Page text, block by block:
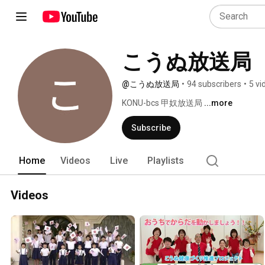
こうぬ放送局
@こうぬ放送局 • 94 subscribers • 5
KONU-bcs 甲奴放送局 ...more
Subscribe
Home Videos Live Playlists
Videos